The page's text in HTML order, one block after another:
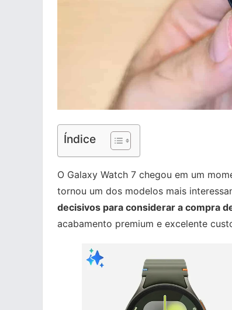
Índice
O Galaxy Watch 7 chegou em um
tornou um dos modelos mais
decisivos para considerar a compra
acabamento premium e excelente